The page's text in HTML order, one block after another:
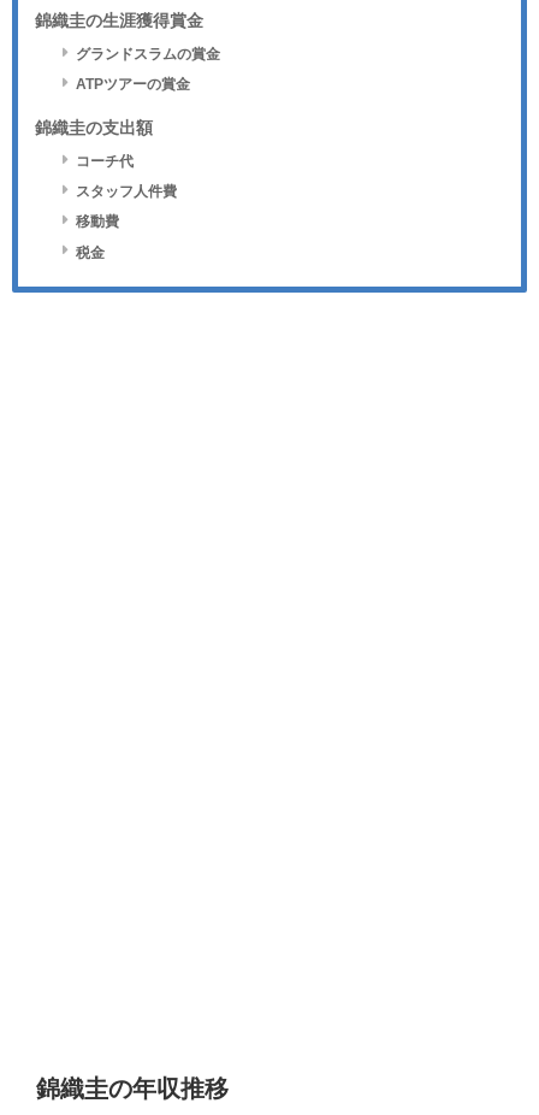
錦織圭の生涯獲得賞金
グランドスラムの賞金
ATPツアーの賞金
錦織圭の支出額
コーチ代
スタッフ人件費
移動費
税金
錦織圭の年収推移